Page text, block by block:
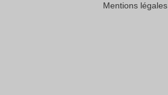
Mentions légales